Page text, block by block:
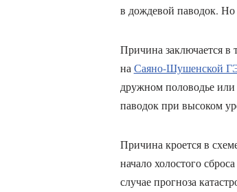
в дождевой паводок. Но
Причина заключается в
наСаяно-Шушенской
дружном половодье
паводок при высоком
Причина кроется в
начало холостого
случае прогноза